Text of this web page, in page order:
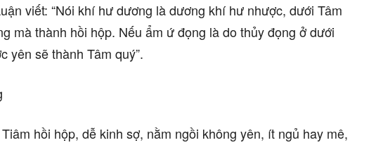
viết: “Nói khí hư dương là dương khí hư nhược, dưới Tâm
mà thành hồi hộp. Nếu ẩm ứ đọng là do thủy đọng ở dưới
yên sẽ thành Tâm quý”.
hồi hộp, dễ kinh sợ, nằm ngồi không yên, ít ngủ hay mê,